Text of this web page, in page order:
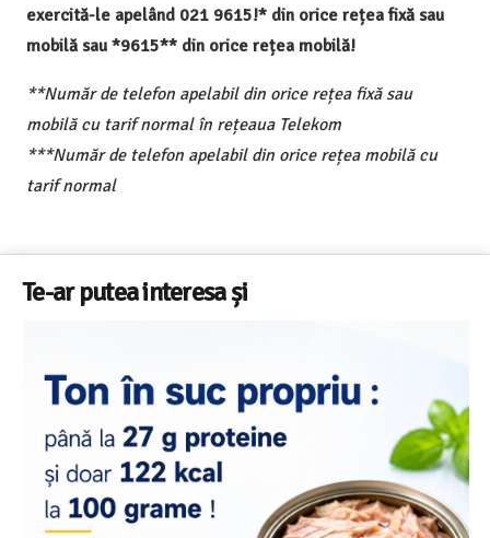
exercită-le apelând 021 9615!* din orice rețea fixă sau
mobilă sau *9615** din orice rețea mobilă!
**Număr de telefon apelabil din orice rețea fixă sau
mobilă cu tarif normal în rețeaua Telekom
***Număr de telefon apelabil din orice rețea mobilă cu
tarif normal
Te-ar putea interesa și